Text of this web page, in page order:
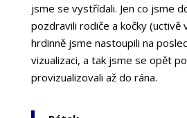
jsme se vystřídali. Jen co jsme
pozdravili rodiče a kočky (uctivě
hrdinně jsme nastoupili na
vizualizaci, a tak jsme se opět
provizualizovali až do rána.